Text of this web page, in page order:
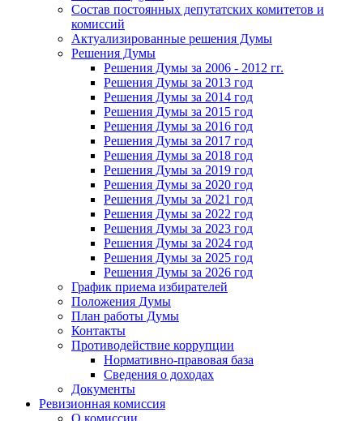
Состав постоянных депутатских комитетов и
комиссий
Актуализированные решения Думы
Решения Думы
Решения Думы за 2006 - 2012 гг.
Решения Думы за 2013 год
Решения Думы за 2014 год
Решения Думы за 2015 год
Решения Думы за 2016 год
Решения Думы за 2017 год
Решения Думы за 2018 год
Решения Думы за 2019 год
Решения Думы за 2020 год
Решения Думы за 2021 год
Решения Думы за 2022 год
Решения Думы за 2023 год
Решения Думы за 2024 год
Решения Думы за 2025 год
Решения Думы за 2026 год
График приема избирателей
Положения Думы
План работы Думы
Контакты
Противодействие коррупции
Нормативно-правовая база
Сведения о доходах
Документы
Ревизионная комиссия
О комиссии